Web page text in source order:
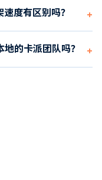
度有区别吗？ +
的卡派团队吗？ +